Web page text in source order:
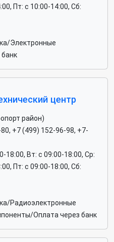
Пт: c 10:00-14:00, Сб:
Электронные
центр
район)
+7 (499) 152-96-98, +7-
18:00, Вт: c 09:00-18:00, Ср:
Пт: c 09:00-18:00, Сб:
Радиоэлектронные
Оплата через банк